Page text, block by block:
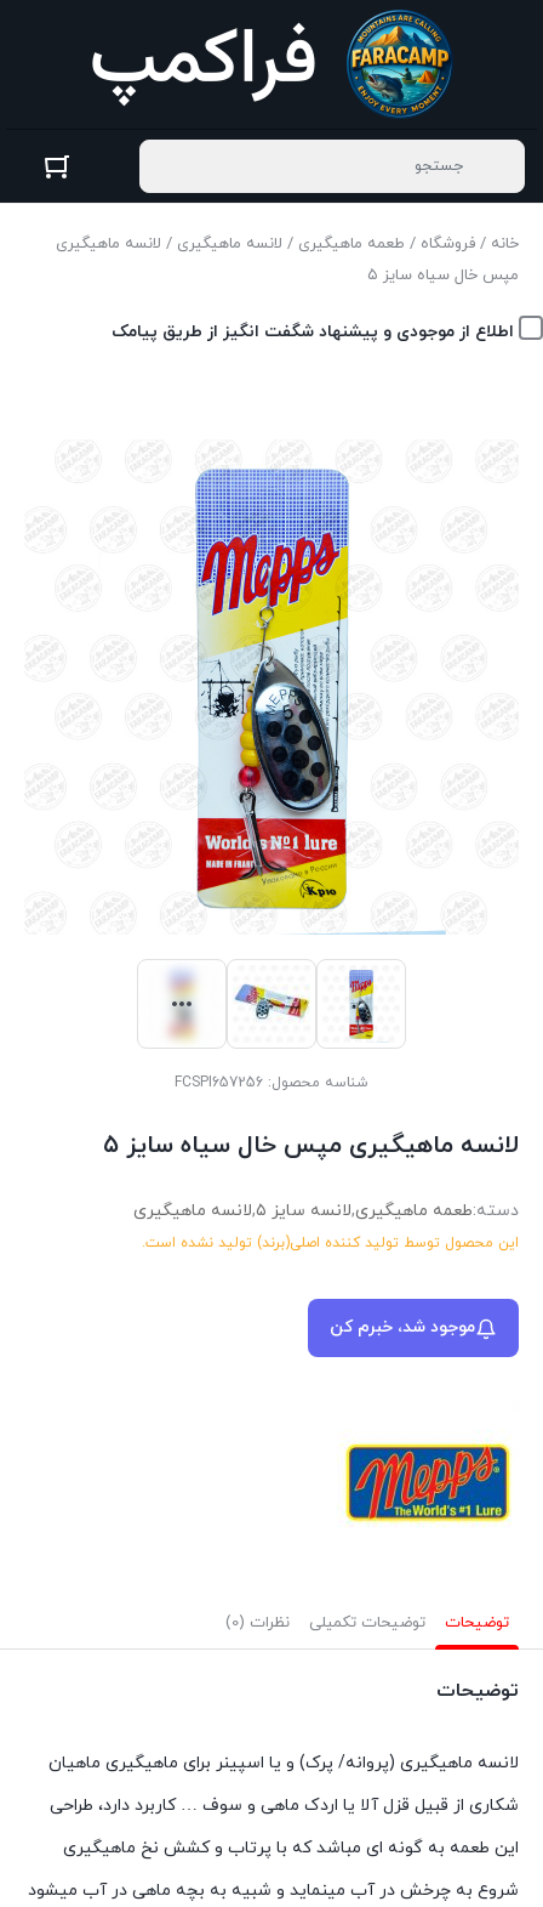
خانه / فروشگاه / طعمه ماهیگیری / لانسه ماهیگیری / لانسه ماهیگیری
مپس خال سیاه سایز ۵
اطلاع از موجودی و پیشنهاد شگفت انگیز از طریق پیامک
شناسه محصول: FCSPI657256
لانسه ماهیگیری مپس خال سیاه سایز ۵
دسته:طعمه ماهیگیری,لانسه سایز ۵ ,لانسه ماهیگیری
این محصول توسط تولید کننده اصلی(برند) تولید نشده ‌است.
موجود شد، خبرم کن
توضیحات توضیحات تکمیلی نظرات (0)
توضیحات
لانسه ماهیگیری (پروانه/ پرک) و یا اسپینر برای ماهیگیری ماهیان
شکاری از قبیل قزل آلا یا اردک ماهی و سوف … کاربرد دارد، طراحی
این طعمه به گونه ای مباشد که با پرتاب و کشش نخ ماهیگیری
شروع به چرخش در آب مینماید و شبیه به بچه ماهی در آب میشود